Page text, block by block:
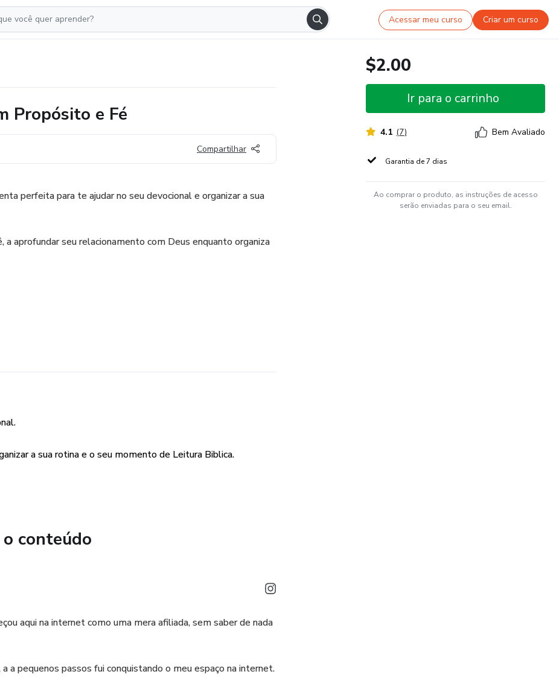
Acessar meu curso Criar um curso
Propósito e Fé
Compartilhar
perfeita para te ajudar no seu devocional e organizar a sua
a aprofundar seu relacionamento com Deus enquanto organiza
a sua rotina e o seu momento de Leitura Biblica.
conteúdo
aqui na internet como uma mera afiliada, sem saber de nada
a pequenos passos fui conquistando o meu espaço na internet.
$2.00
Ir para o carrinho
4.1 (7) Bem Avaliado
Garantia de 7 dias
Ao comprar o produto, as instruções de acesso
serão enviadas para o seu email.